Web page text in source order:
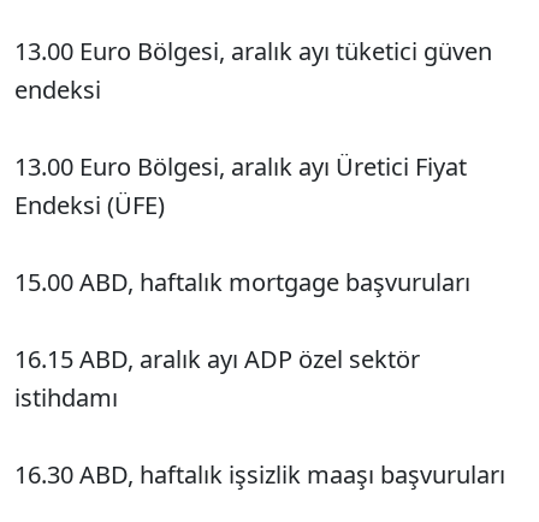
13.00 Euro Bölgesi, aralık ayı tüketici güven
endeksi
13.00 Euro Bölgesi, aralık ayı Üretici Fiyat
Endeksi (ÜFE)
15.00 ABD, haftalık mortgage başvuruları
16.15 ABD, aralık ayı ADP özel sektör
istihdamı
16.30 ABD, haftalık işsizlik maaşı başvuruları